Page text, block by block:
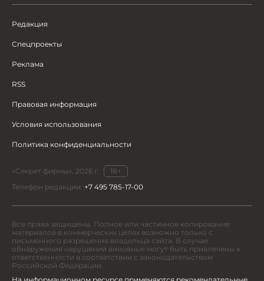
Редакция
Спецпроекты
Реклама
RSS
Правовая информация
Условия использования
Политика конфиденциальности
«Секрет фирмы», 2026 г.
18+
Телефон редакции: +7 495 785-17-00
Все права защищены. Полное или частичное копирование
материалов в коммерческих целях возможно только с
письменного разрешения владельца сайта. В случае
обнаружения нарушений виновные могут быть привлечены к
ответственности в соответствии с законодательством
Российской Федерации.